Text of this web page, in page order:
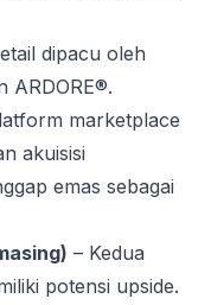
dipacu oleh
ARDORE®.
marketplace
akuisisi
emas sebagai
– Kedua
potensi upside.